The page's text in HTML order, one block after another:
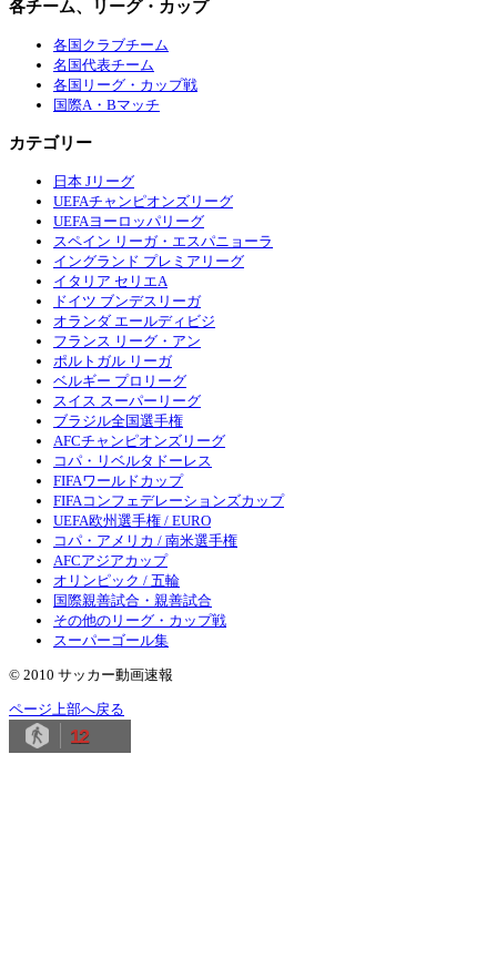
各チーム、リーグ・カップ
各国クラブチーム
名国代表チーム
各国リーグ・カップ戦
国際A・Bマッチ
カテゴリー
日本 Jリーグ
UEFAチャンピオンズリーグ
UEFAヨーロッパリーグ
スペイン リーガ・エスパニョーラ
イングランド プレミアリーグ
イタリア セリエA
ドイツ ブンデスリーガ
オランダ エールディビジ
フランス リーグ・アン
ポルトガル リーガ
ベルギー プロリーグ
スイス スーパーリーグ
ブラジル全国選手権
AFCチャンピオンズリーグ
コパ・リベルタドーレス
FIFAワールドカップ
FIFAコンフェデレーションズカップ
UEFA欧州選手権 / EURO
コパ・アメリカ / 南米選手権
AFCアジアカップ
オリンピック / 五輪
国際親善試合・親善試合
その他のリーグ・カップ戦
スーパーゴール集
© 2010 サッカー動画速報
ページ上部へ戻る
12